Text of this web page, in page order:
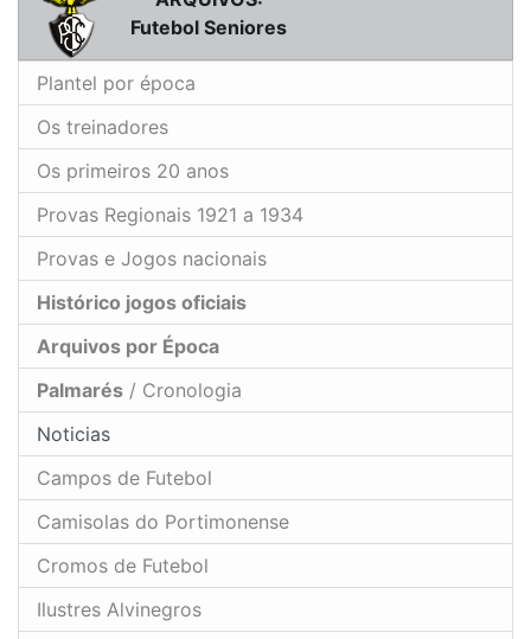
Futebol Seniores
Plantel por época
Os treinadores
Os primeiros 20 anos
Provas Regionais 1921 a 1934
Provas e Jogos nacionais
Histórico jogos oficiais
Arquivos por Época
Palmarés / Cronologia
Noticias
Campos de Futebol
Camisolas do Portimonense
Cromos de Futebol
Ilustres Alvinegros